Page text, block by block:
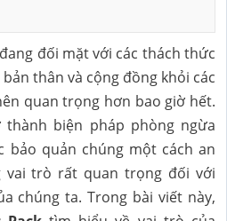
đối mặt với các thách thức
thân và cộng đồng khỏi các
quan trọng hơn bao giờ hết.
biện pháp phòng ngừa
bảo quản chúng một cách an
vai trò rất quan trọng đối với
chúng ta. Trong bài viết này,